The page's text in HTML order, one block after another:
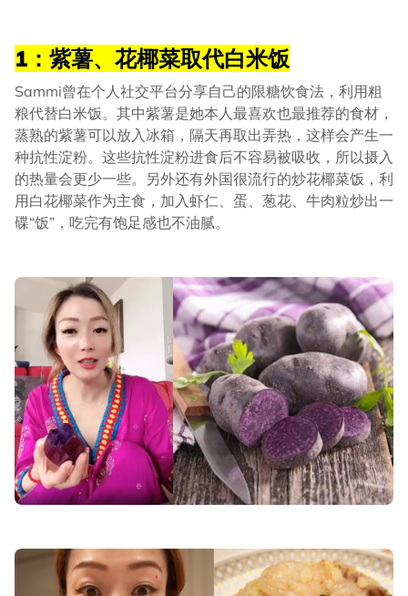
1：紫薯、花椰菜取代白米饭
Sammi曾在个人社交平台分享自己的限糖饮食法，利用粗
粮代替白米饭。其中紫薯是她本人最喜欢也最推荐的食材，
蒸熟的紫薯可以放入冰箱，隔天再取出弄热，这样会产生一
种抗性淀粉。这些抗性淀粉进食后不容易被吸收，所以摄入
的热量会更少一些。另外还有外国很流行的炒花椰菜饭，利
用白花椰菜作为主食，加入虾仁、蛋、葱花、牛肉粒炒出一
碟“饭”，吃完有饱足感也不油腻。